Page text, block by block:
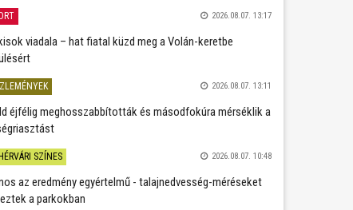
2026.08.07. 13:17
viadala – hat fiatal küzd meg a Volán-keretbe
2026.08.07. 13:11
éjfélig meghosszabbították és másodfokúra mérséklik a
SZÍNES 2026.08.07. 10:48
az eredmény egyértelmű - talajnedvesség-méréseket
a parkokban